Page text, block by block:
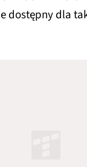
dostępny dla